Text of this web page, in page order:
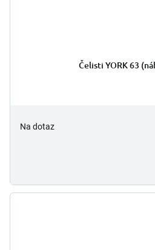
Čelisti YORK 63
Na dotaz